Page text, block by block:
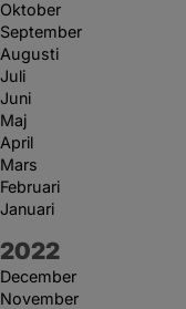
Oktober
September
Augusti
Juli
Juni
Maj
April
Mars
Februari
Januari
År:
2022
December
November